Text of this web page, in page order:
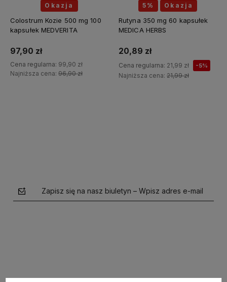
Okazja
Colostrum Kozie 500 mg 100
kapsułek MEDVERITA
97,90 zł
Cena regularna: 99,90 zł
Najniższa cena: 96,90 zł
5% Okazja
Rutyna 350 mg 60 kapsułek
MEDICA HERBS
20,89 zł
Cena regularna: 21,99 zł -5%
Najniższa cena: 21,99 zł
Zapisz się na nasz biuletyn – Wpisz adres e-mail